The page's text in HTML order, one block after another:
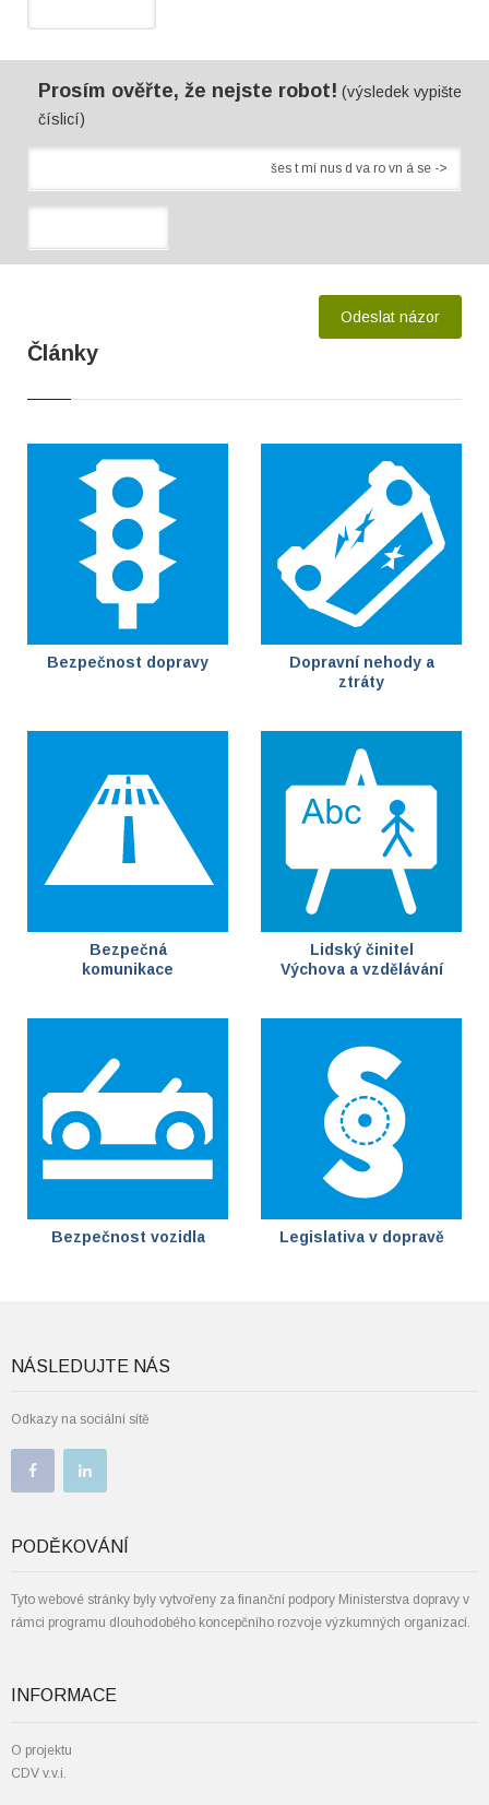
Prosím ověřte, že nejste robot! (výsledek vypište
číslicí)
Články
Bezpečnost dopravy
Dopravní nehody a
ztráty
Bezpečná
komunikace
Lidský činitel
Výchova a vzdělávání
Bezpečnost vozidla Legislativa v dopravě
NÁSLEDUJTE NÁS
Odkazy na sociální sítě
PODĚKOVÁNÍ
Tyto webové stránky byly vytvořeny za finanční podpory Ministerstva dopravy v
rámci programu dlouhodobého koncepčního rozvoje výzkumných organizací.
INFORMACE
O projektu
CDV v.v.i.